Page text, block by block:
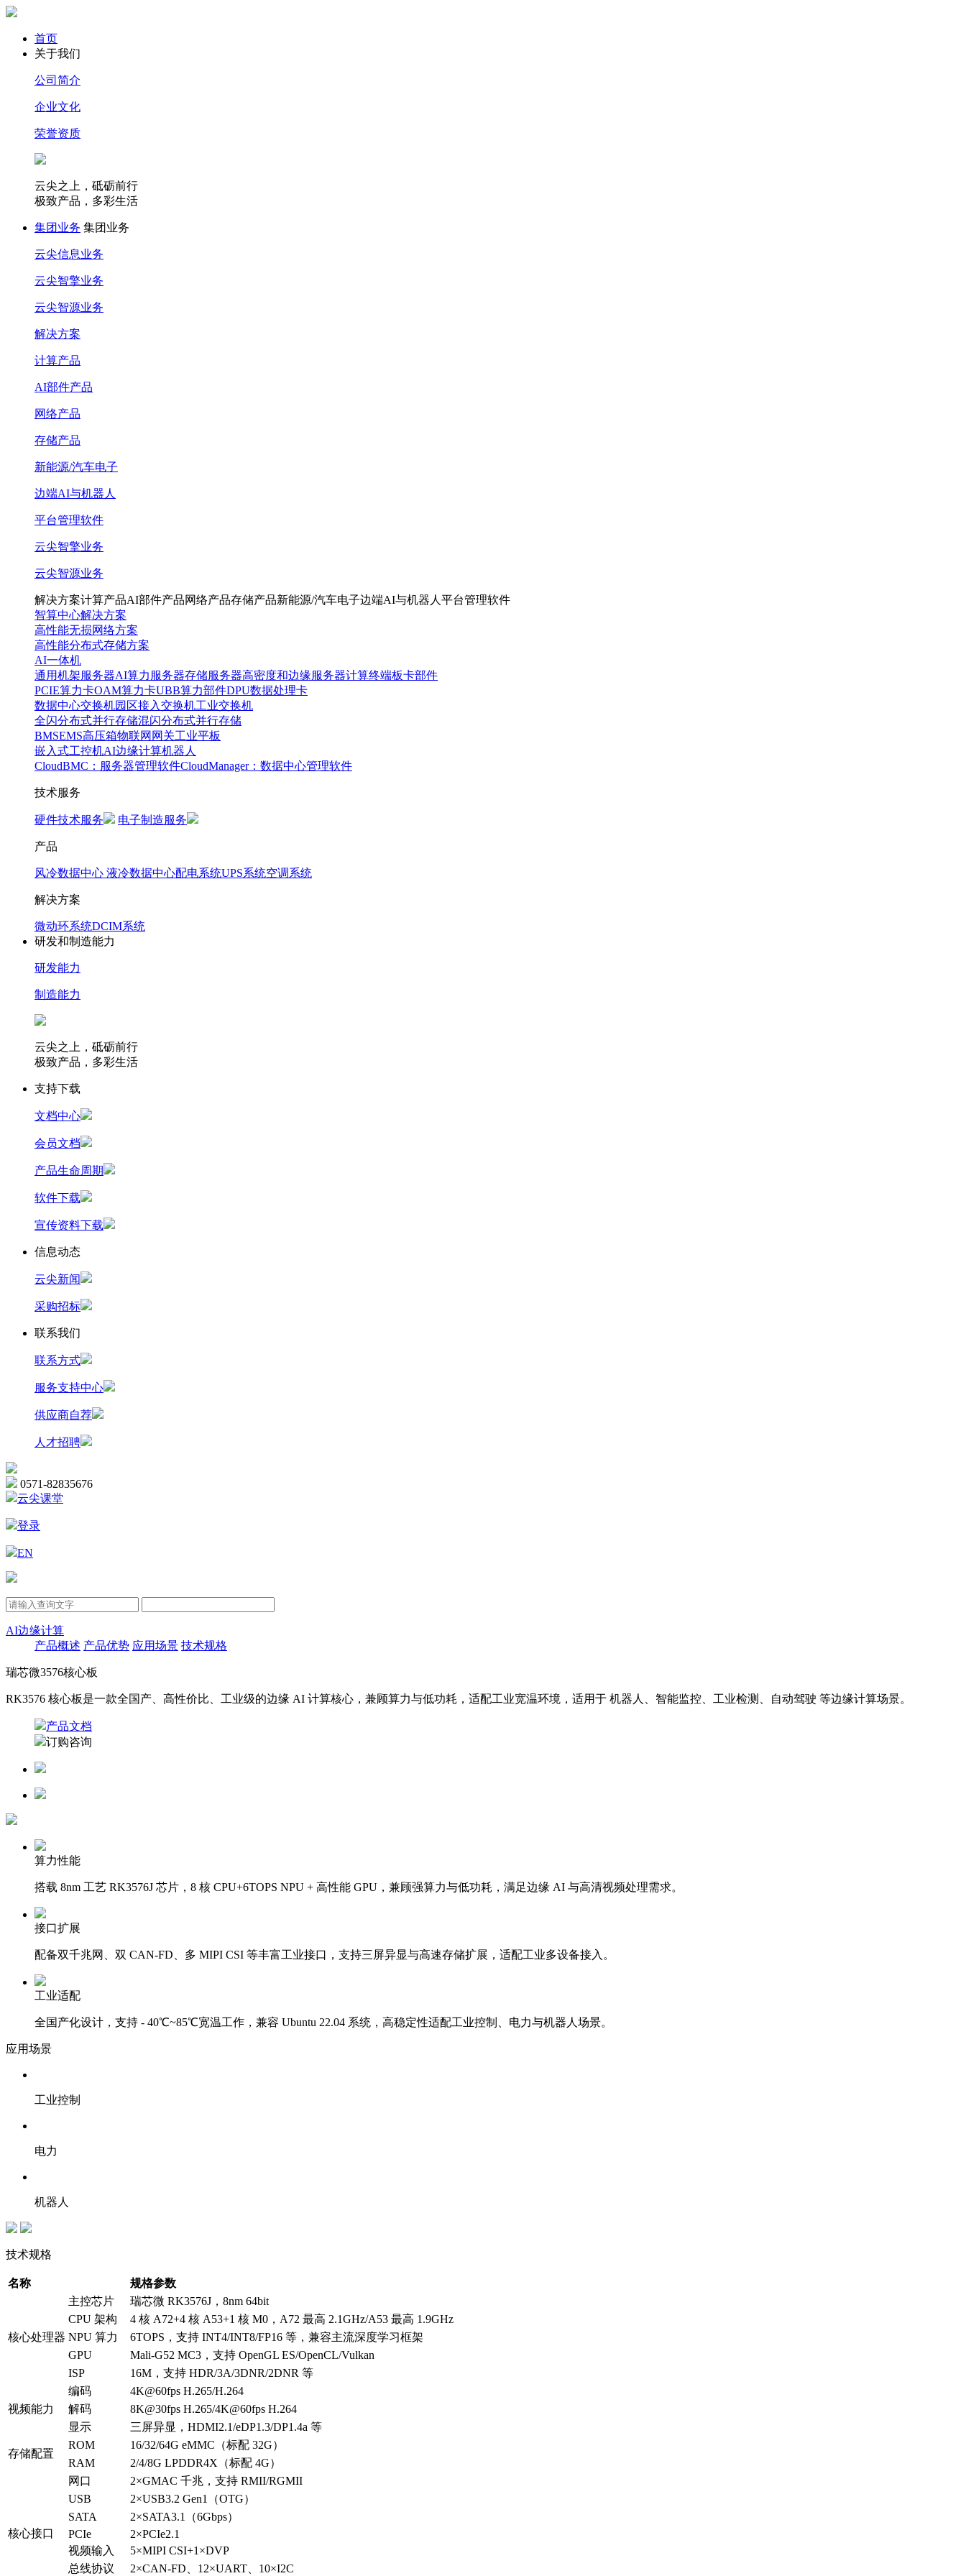
首页
关于我们
公司简介
企业文化
荣誉资质
云尖之上，砥砺前行
极致产品，多彩生活
集团业务 集团业务
云尖信息业务
云尖智擎业务
云尖智源业务
解决方案
计算产品
AI部件产品
网络产品
存储产品
新能源/汽车电子
边端AI与机器人
平台管理软件
云尖智擎业务
云尖智源业务
解决方案计算产品AI部件产品网络产品存储产品新能源/汽车电子边端AI与机器人 平台管理软件
智算中心解决方案
高性能无损网络方案
高性能分布式存储方案
AI一体机
通用机架服务器AI算力服务器存储服务器高密度和边缘服务器计算终端板卡部件
PCIE算力卡OAM算力卡UBB算力部件DPU数据处理卡
数据中心交换机园区接入交换机工业交换机
全闪分布式并行存储混闪分布式并行存储
BMSEMS高压箱物联网网关工业平板
嵌入式工控机AI边缘计算机器人
CloudBMC：服务器管理软件CloudManager：数据中心管理软件
技术服务
硬件技术服务 电子制造服务
产品
风冷数据中心 液冷数据中心配电系统UPS系统空调系统
解决方案
微动环系统DCIM系统
研发和制造能力
研发能力
制造能力
云尖之上，砥砺前行
极致产品，多彩生活
支持下载
文档中心
会员文档
产品生命周期
软件下载
宣传资料下载
信息动态
云尖新闻
采购招标
联系我们
联系方式
服务支持中心
供应商自荐
人才招聘
0571-82835676
云尖课堂
登录
EN
AI边缘计算
产品概述 产品优势 应用场景 技术规格
瑞芯微3576核心板
RK3576 核心板是一款全国产、高性价比、工业级的边缘 AI 计算核心，兼顾算力与低功耗，适配工业宽温环境，适用于 机器人、智能监控、工业检测、自动驾驶 等边缘计算场景。
产品文档
订购咨询
算力性能‌
搭载 8nm 工艺 RK3576J 芯片，8 核 CPU+6TOPS NPU + 高性能 GPU，兼顾强算力与低功耗，满足边缘 AI 与高清视频处理需求。
接口扩展‌
配备双千兆网、双 CAN-FD、多 MIPI CSI 等丰富工业接口，支持三屏异显与高速存储扩展，适配工业多设备接入。
工业适配‌
全国产化设计，支持 - 40℃~85℃宽温工作，兼容 Ubuntu 22.04 系统，高稳定性适配工业控制、电力与机器人场景。
应用场景
工业控制
电力
机器人
技术规格
名称 规格参数
核心处理器
主控芯片
瑞芯微 RK3576J，8nm 64bit
CPU 架构
4 核 A72+4 核 A53+1 核 M0，A72 最高 2.1GHz/A53 最高 1.9GHz
NPU 算力
6TOPS，支持 INT4/INT8/FP16 等，兼容主流深度学习框架
GPU
Mali-G52 MC3，支持 OpenGL ES/OpenCL/Vulkan
ISP
16M，支持 HDR/3A/3DNR/2DNR 等
视频能力
编码
4K@60fps H.265/H.264
解码
8K@30fps H.265/4K@60fps H.264
显示
三屏异显，HDMI2.1/eDP1.3/DP1.4a 等
存储配置
ROM
16/32/64G eMMC（标配 32G）
RAM
2/4/8G LPDDR4X（标配 4G）
核心接口
网口
2×GMAC 千兆，支持 RMII/RGMII
USB
2×USB3.2 Gen1（OTG）
SATA
2×SATA3.1（6Gbps）
PCIe
2×PCIe2.1
视频输入
5×MIPI CSI+1×DVP
总线协议
2×CAN-FD、12×UART、10×I2C